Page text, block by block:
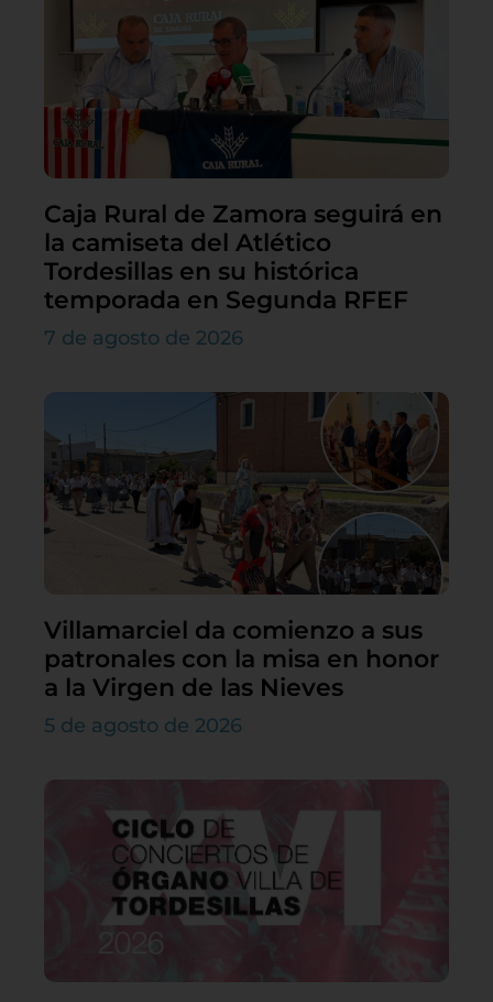
Caja Rural de Zamora seguirá en
la camiseta del Atlético
Tordesillas en su histórica
temporada en Segunda RFEF
7 de agosto de 2026
Villamarciel da comienzo a sus
patronales con la misa en honor
a la Virgen de las Nieves
5 de agosto de 2026